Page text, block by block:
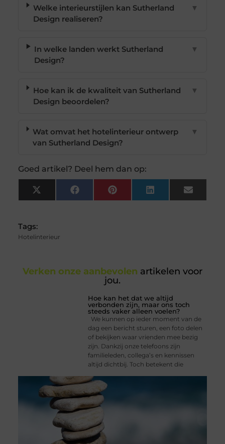
Welke interieurstijlen kan Sutherland
Design realiseren?
▼
In welke landen werkt Sutherland
Design?
▼
Hoe kan ik de kwaliteit van Sutherland
Design beoordelen?
▼
Wat omvat het hotelinterieur ontwerp
van Sutherland Design?
▼
Goed artikel? Deel hem dan op:
X
(Twitter)
FacebookPinterest LinkedIn Email
Tags:
Hotelinterieur
Verken onze aanbevolen artikelen voor
jou.
Hoe kan het dat we altijd
verbonden zijn, maar ons toch
steeds vaker alleen voelen?
We kunnen op ieder moment van de
dag een bericht sturen, een foto delen
of bekijken waar vrienden mee bezig
zijn. Dankzij onze telefoons zijn
familieleden, collega’s en kennissen
altijd dichtbij. Toch betekent die